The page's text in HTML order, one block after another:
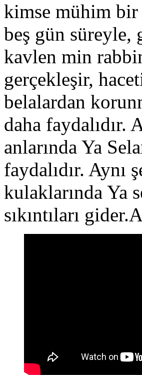
kimse mühim bir
beş gün süreyle,
kavlen min
gerçekleşir,
belalardan
daha faydalıdır.
anlarında Ya
faydalıdır. Aynı
kulaklarında Ya
sıkıntıları